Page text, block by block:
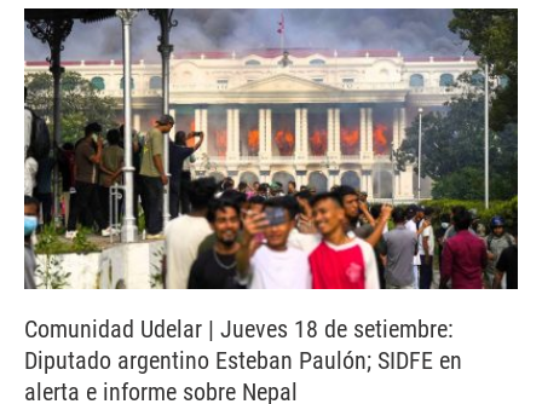
Comunidad Udelar | Jueves 18 de setiembre:
Diputado argentino Esteban Paulón; SIDFE en
alerta e informe sobre Nepal